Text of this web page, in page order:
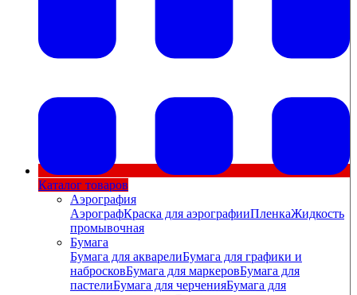
Каталог товаров
Аэрография
АэрографКраска для аэрографииПленкаЖидкость
промывочная
Бумага
Бумага для акварелиБумага для графики и
набросковБумага для маркеровБумага для
пастелиБумага для черченияБумага для